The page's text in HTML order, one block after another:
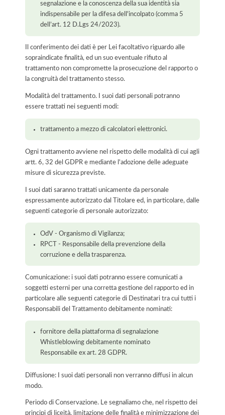
segnalazione e la conoscenza della sua identità sia
indispensabile per la difesa dell'incolpato (comma 5
dell’art. 12 D.Lgs 24/2023).
Il conferimento dei dati è per Lei facoltativo riguardo alle
sopraindicate finalità, ed un suo eventuale rifiuto al
trattamento non compromette la prosecuzione del rapporto o
la congruità del trattamento stesso.
Modalità del trattamento. I suoi dati personali potranno
essere trattati nei seguenti modi:
trattamento a mezzo di calcolatori elettronici.
Ogni trattamento avviene nel rispetto delle modalità di cui agli
artt. 6, 32 del GDPR e mediante l'adozione delle adeguate
misure di sicurezza previste.
I suoi dati saranno trattati unicamente da personale
espressamente autorizzato dal Titolare ed, in particolare, dalle
seguenti categorie di personale autorizzato:
OdV - Organismo di Vigilanza;
RPCT - Responsabile della prevenzione della
corruzione e della trasparenza.
Comunicazione: i suoi dati potranno essere comunicati a
soggetti esterni per una corretta gestione del rapporto ed in
particolare alle seguenti categorie di Destinatari tra cui tutti i
Responsabili del Trattamento debitamente nominati:
fornitore della piattaforma di segnalazione
Whistleblowing debitamente nominato
Responsabile ex art. 28 GDPR.
Diffusione: I suoi dati personali non verranno diffusi in alcun
modo.
Periodo di Conservazione. Le segnaliamo che, nel rispetto dei
principi di liceità, limitazione delle finalità e minimizzazione dei